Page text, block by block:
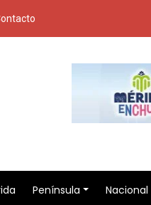
Península Nacional